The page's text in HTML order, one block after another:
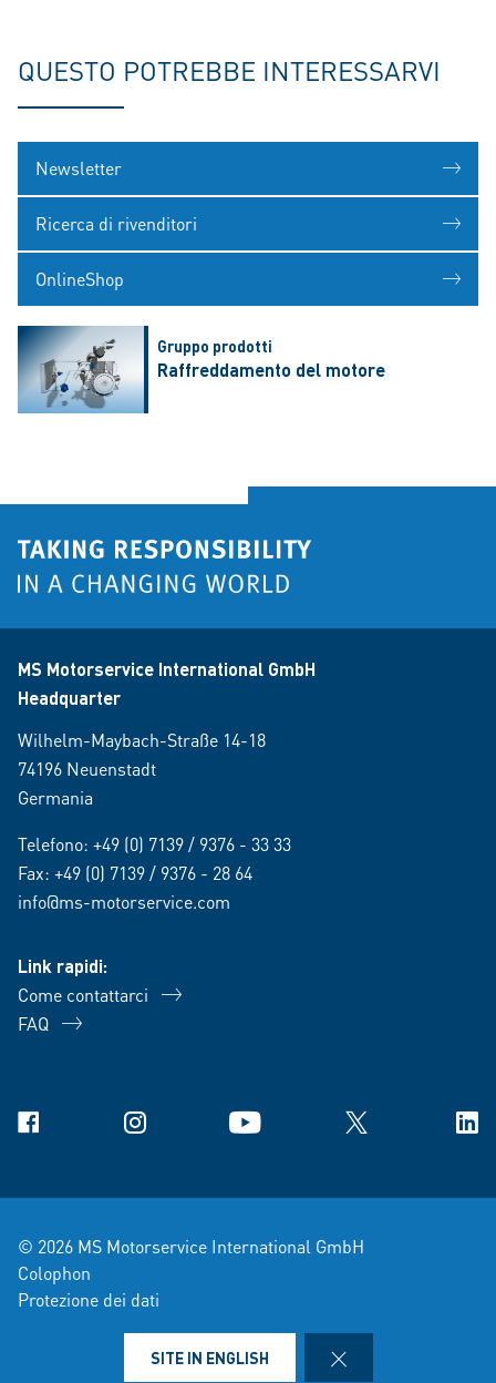
QUESTO POTREBBE INTERESSARVI
Newsletter
Ricerca di rivenditori
OnlineShop
Gruppo prodotti
Raffreddamento del motore
MS Motorservice International GmbH
Headquarter
Wilhelm-Maybach-Straße 14-18
74196 Neuenstadt
Germania
Telefono: +49 (0) 7139 / 9376 - 33 33
Fax: +49 (0) 7139 / 9376 - 28 64
info@ms-motorservice.com
Link rapidi:
Come contattarci
FAQ
Facebook Instagram YouTube X
© 2026 MS Motorservice International GmbH
Colophon
Protezione dei dati
SITE IN ENGLISH CLOSE